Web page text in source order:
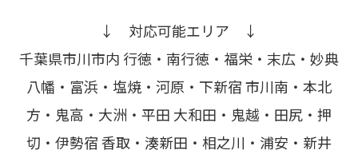
↓ 対応可能エリア ↓
千葉県市川市内 行徳・南行徳・福栄・末広・妙典
八幡・富浜・塩焼・河原・下新宿 市川南・本北
方・鬼高・大洲・平田 大和田・鬼越・田尻・押
切・伊勢宿 香取・湊新田・相之川・浦安・新井